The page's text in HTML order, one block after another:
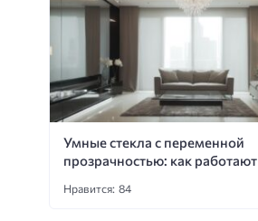
Умные стекла с переменной
прозрачностью: как работают
Нравится: 84